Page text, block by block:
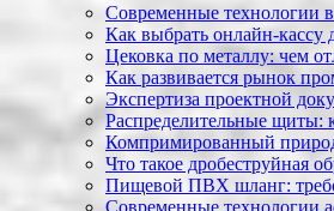
Современные технологии в
Как выбрать онлайн-
Цековка по металлу: чем
Как развивается рынок
Экспертиза проектной
Распределительные щиты:
Компримированный
Что такое дробеструйная
Пищевой ПВХ шланг:
Современные технологии